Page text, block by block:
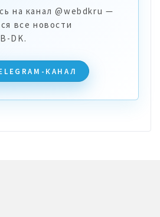
на канал @webdkru —
все новости
DK.
КАНАЛ